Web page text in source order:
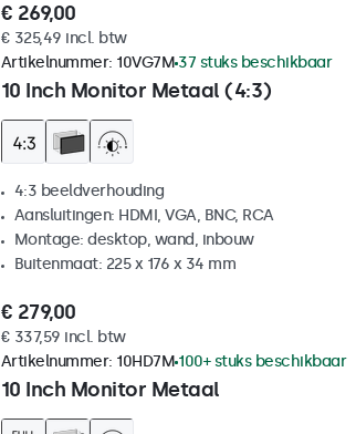
€ 269,00
€ 325,49 incl. btw
10 Inch Monitor Metaal (4:3)
Artikelnummer: 10VG7M 37 stuks beschikbaar
4:3 beeldverhouding
Aansluitingen: HDMI, VGA, BNC, RCA
Montage: desktop, wand, inbouw
Buitenmaat: 225 x 176 x 34 mm
€ 279,00
€ 337,59 incl. btw
10 Inch Monitor Metaal
Artikelnummer: 10HD7M 100+ stuks beschikbaar